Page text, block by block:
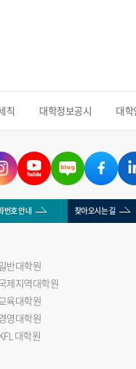
하는 한계가 있었다.
층 사이에 삽입한 계층적
였다.개발된 센서는 3~88%
답과 회복 모두 1초 이내에
감도가 약 4배 향상됐고,
. 또한 2,250회의 반복 굽힘
상을 유지했다.연구진은
듈에 연계해 젖음 정도와
지했다. 이를 통해
자의 배뇨 상태를 원격
는 이번 연구는
높은 감도와 빠른
다 며 한국외대
자 및 지능형 센서 분야
칙 대학정보공시 대
번호 안내 찾아오시는 길
반대학원
제지역대학원
교육대학원
영대학원
대학원